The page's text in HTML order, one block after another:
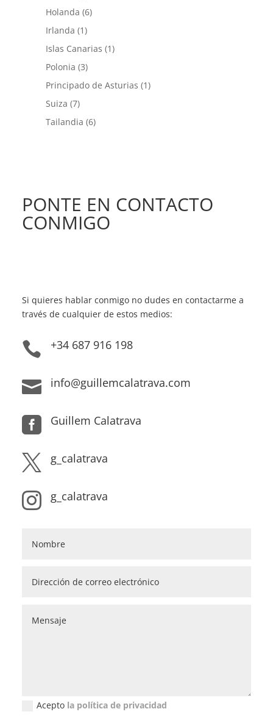
Holanda (6)
Irlanda (1)
Islas Canarias (1)
Polonia (3)
Principado de Asturias (1)
Suiza (7)
Tailandia (6)
PONTE EN CONTACTO
CONMIGO
Si quieres hablar conmigo no dudes en contactarme a
través de cualquier de estos medios:
 +34 687 916 198
 info@guillemcalatrava.com
 Guillem Calatrava
 g_calatrava
 g_calatrava
Política de privacidad (GDPR)
Acepto la política de privacidad